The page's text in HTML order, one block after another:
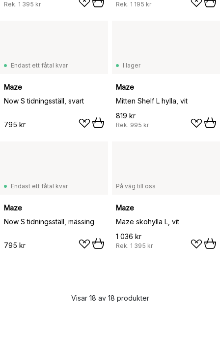
Rek. 1 395 kr Rek. 1 195 kr
Endast ett fåtal kvar
Maze
Now S tidningsställ, svart
795 kr
I lager
Maze
Mitten Shelf L hylla, vit
819 kr
Rek. 995 kr
Endast ett fåtal kvar
Maze
Now S tidningsställ, mässing
795 kr
På väg till oss
Maze
Maze skohylla L, vit
1 036 kr
Rek. 1 395 kr
Visar 18 av 18 produkter